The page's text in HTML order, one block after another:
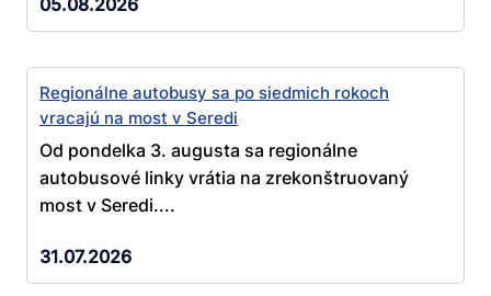
Regionálne autobusy sa po siedmich rokoch
vracajú na most v Seredi
Od pondelka 3. augusta sa regionálne
autobusové linky vrátia na zrekonštruovaný
most v Seredi....
31.07.2026